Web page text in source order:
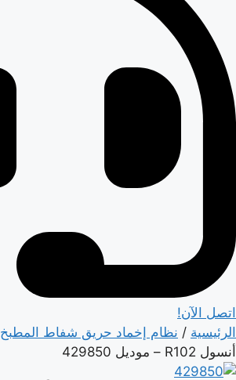
اتصل الآن!
الرئيسية / نظام إخماد حريق شفاط المطبخ
أنسول R102 – موديل 429850